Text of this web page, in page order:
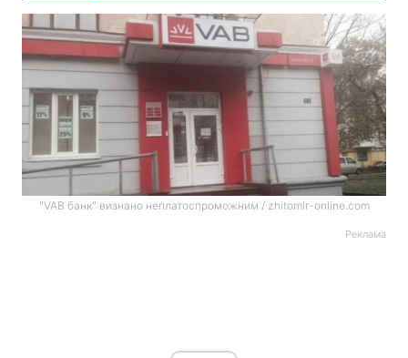
"VAB банк" визнано неплатоспроможним / zhitomir-online.com
Реклама